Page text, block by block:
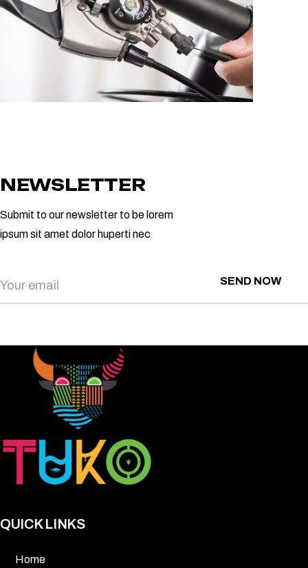
NEWSLETTER
Submit to our newsletter to be lorem
ipsum sit amet dolor huperti nec
SEND NOW
QUICK LINKS
Home